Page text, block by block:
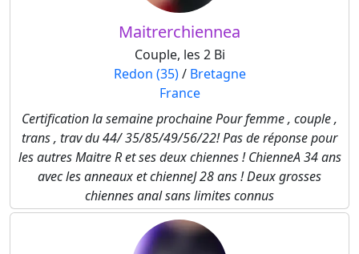
Maitrerchiennea
Couple, les 2 Bi
Redon (35)/ Bretagne
France
Certification la semaine prochaine Pour femme , couple ,
trans , trav du 44/ 35/85/49/56/22! Pas de réponse pour
les autres Maitre R et ses deux chiennes ! ChienneA 34 ans
avec les anneaux et chienneJ 28 ans ! Deux grosses
chiennes anal sans limites connus